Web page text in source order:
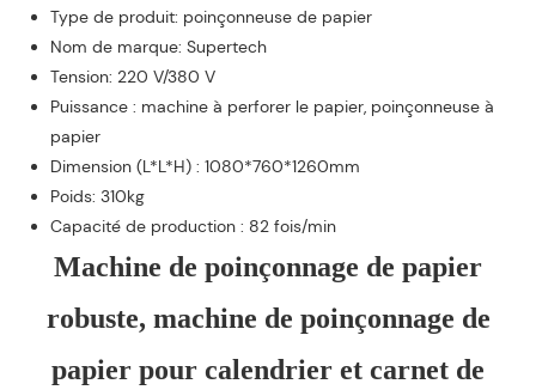
Type de produit: poinçonneuse de papier
Nom de marque: Supertech
Tension: 220 V/380 V
Puissance : machine à perforer le papier, poinçonneuse à
papier
Dimension (L*L*H) : 1080*760*1260mm
Poids: 310kg
Capacité de production : 82 fois/min
Machine de poinçonnage de papier
robuste, machine de poinçonnage de
papier pour calendrier et carnet de